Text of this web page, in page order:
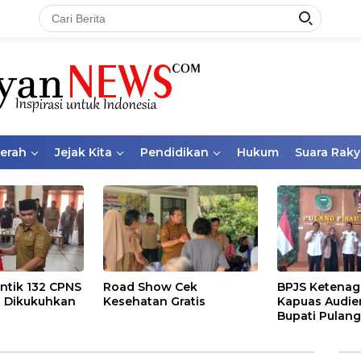
Jejak Kita Pendidikan Hukum Suara
132 CPNS
Dikukuhkan
Road Show Cek
Kesehatan Gratis
BPJS
Kapuas
Bupati